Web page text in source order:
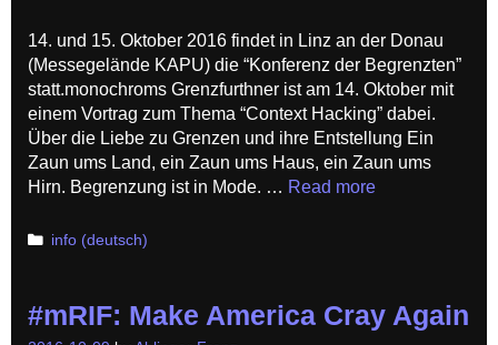
14. und 15. Oktober 2016 findet in Linz an der Donau
(Messegelände KAPU) die “Konferenz der Begrenzten”
statt.monochroms Grenzfurthner ist am 14. Oktober mit
einem Vortrag zum Thema “Context Hacking” dabei.
Über die Liebe zu Grenzen und ihre Entstellung Ein
Zaun ums Land, ein Zaun ums Haus, ein Zaun ums
Hirn. Begrenzung ist in Mode. … Read more
Categories
info (deutsch)
#mRIF: Make America Cray Again